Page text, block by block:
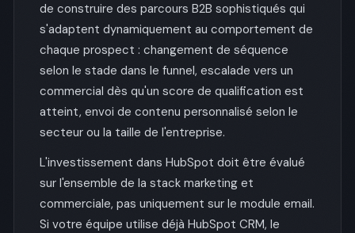
de construire des parcours B2B sophistiqués qui
s'adaptent dynamiquement au comportement de
chaque prospect : changement de séquence
selon le stade dans le funnel, escalade vers un
commercial dès qu'un score de qualification est
atteint, envoi de contenu personnalisé selon le
secteur ou la taille de l'entreprise.
L'investissement dans HubSpot doit être évalué
sur l'ensemble de la stack marketing et
commerciale, pas uniquement sur le module email.
Si votre équipe utilise déjà HubSpot CRM, le